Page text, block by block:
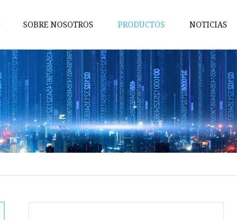
SOBRE NOSOTROS PRODUCTOS
Sierras de agujero
Hojas de sierra recíproca
Hojas de sierra para metales
Sierras de banda
Sierras de corona bimetálicas
Sierras perforadoras TCT
Árbol de sierra perforadora
NOTICIAS